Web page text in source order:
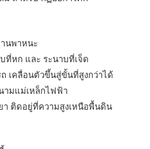
นพาหนะ
ที่หก และ ระนาบที่เจ็ด
เคลื่อนตัวขึ้นสู่ขั้นที่สูงกว่าได้
ามแม่เหล็กไฟฟ้า
ติดอยู่ที่ความสูงเหนือพื้นดิน